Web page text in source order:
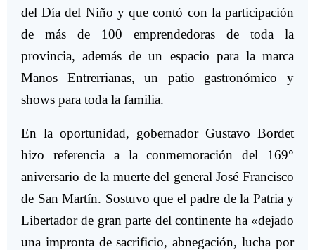
del Día del Niño y que contó con la participación
de más de 100 emprendedoras de toda la
provincia, además de un espacio para la marca
Manos Entrerrianas, un patio gastronómico y
shows para toda la familia.
En la oportunidad, gobernador Gustavo Bordet
hizo referencia a la conmemoración del 169°
aniversario de la muerte del general José Francisco
de San Martín. Sostuvo que el padre de la Patria y
Libertador de gran parte del continente ha «dejado
una impronta de sacrificio, abnegación, lucha por